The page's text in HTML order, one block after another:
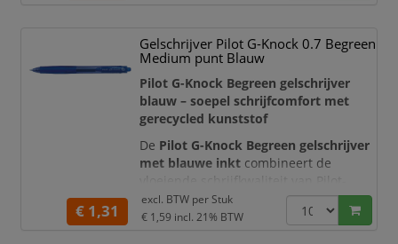
rubberen grip, het praktische
drukknopmechanisme en de navulbare
constructie i
Gelschrijver Pilot G-Knock 0.7 Begreen
Medium punt Blauw
Pilot G-Knock Begreen gelschrijver
blauw – soepel schrijfcomfort met
gerecycled kunststof
De Pilot G-Knock Begreen gelschrijver
met blauwe inkt combineert de
vloeiende schrijfkwaliteit van Pilot-
gelinkt met een ergonomisch en
milieubewuster ontwerp. De pen is
€ 1,31
excl. BTW per Stuk
€ 1,59 incl. 21% BTW